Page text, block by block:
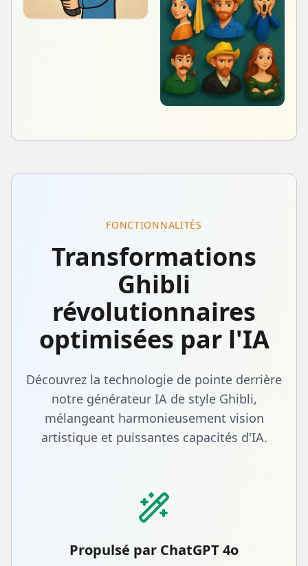
FONCTIONNALITÉS
Transformations
Ghibli
révolutionnaires
optimisées par l'IA
Découvrez la technologie de pointe derrière
notre générateur IA de style Ghibli,
mélangeant harmonieusement vision
artistique et puissantes capacités d'IA.
Propulsé par ChatGPT 4o